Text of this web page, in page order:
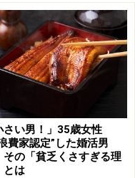
て」
んが時々ケイイチさ
頻度が増えて、「ここ
なった。
ちの了解を得るのも
た改めて話し合おう
さい男！」35歳女性
費家認定”した婚活男
その「貧乏くさすぎる理
とは